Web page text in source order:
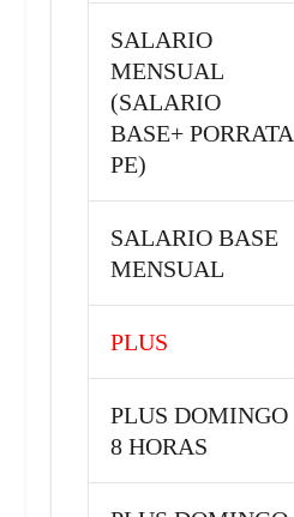
SALARIO
MENSUAL
(SALARIO
BASE+ PORRATA
PE)
SALARIO BASE
MENSUAL
PLUS
PLUS DOMINGO
8 HORAS